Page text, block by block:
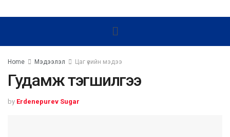
Home Мэдээлэл Цаг үеийн мэдээ
Гудамж тэгшилгээ
by Erdenepurev Sugar